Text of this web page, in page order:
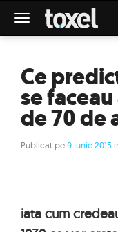
Meniu
Ce
se
de 70 de
Publicat pe9 Iunie 2015
iata cum